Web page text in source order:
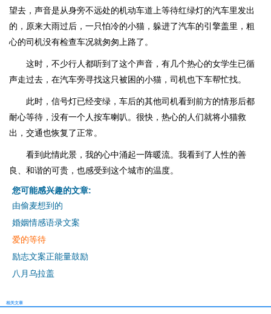
望去，声音是从身旁不远处的机动车道上等待红绿灯的汽车里发出
的，原来大雨过后，一只怕冷的小猫，躲进了汽车的引擎盖里，粗
心的司机没有检查车况就匆匆上路了。
这时，不少行人都听到了这个声音，有几个热心的女学生已循
声走过去，在汽车旁寻找这只被困的小猫，司机也下车帮忙找。
此时，信号灯已经变绿，车后的其他司机看到前方的情形后都
耐心等待，没有一个人按车喇叭。很快，热心的人们就将小猫救
出，交通也恢复了正常。
看到此情此景，我的心中涌起一阵暖流。我看到了人性的善
良、和谐的可贵，也感受到这个城市的温度。
您可能感兴趣的文章:
由偷麦想到的
婚姻情感语录文案
爱的等待
励志文案正能量鼓励
八月乌拉盖
相关文章